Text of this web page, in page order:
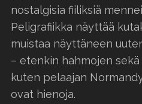
nostalgisia fiiliksiä
Peligrafiikka näyttää
muistaa näyttäneen
– etenkin hahmojen
kuten pelaajan
ovat hienoja.